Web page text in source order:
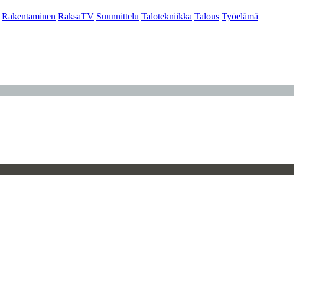
Rakentaminen RaksaTV Suunnittelu Talotekniikka Talous Työelämä